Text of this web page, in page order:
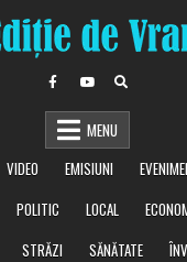
MENU
VIDEO EMISIUNI
POLITIC LOCAL
STRĂZI SĂNĂTATE